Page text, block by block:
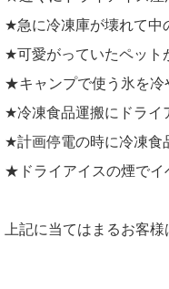
★急に冷凍庫が壊れて中
★可愛がっていたペット
★キャンプで使う氷を冷
★冷凍食品運搬にドライ
★計画停電の時に冷凍食
★ドライアイスの煙でイ
上記に当てはまるお客